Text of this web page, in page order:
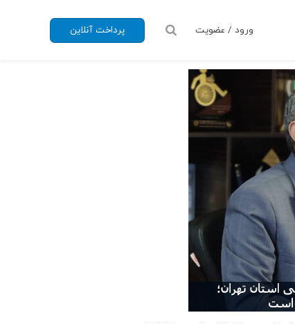
پرداخت آنلاین ورود / عضویت